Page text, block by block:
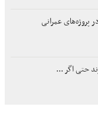
پروژه‌های عمرانی
حتی اگر ...